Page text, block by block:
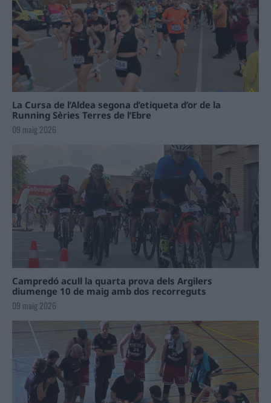
La Cursa de l’Aldea segona d’etiqueta d’or de la
Running Sèries Terres de l’Ebre
09 maig 2026
Campredó acull la quarta prova dels Argilers
diumenge 10 de maig amb dos recorreguts
09 maig 2026